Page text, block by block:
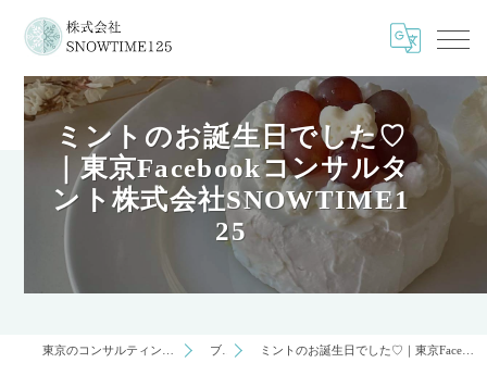
ミントのお誕生日でした♡
｜東京Facebookコンサルタ
ント株式会社SNOWTIME1
25
ブログ ミントのお誕生日でした♡｜東京Facebookコンサルタント株式会社SNOWTIME125